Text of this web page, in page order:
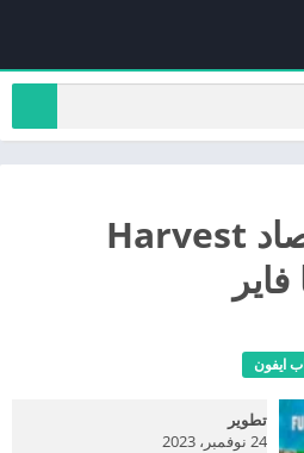
تنزيل أرض الحصاد Harvest
ايفون
تطوير
24 نوفمبر، 2023